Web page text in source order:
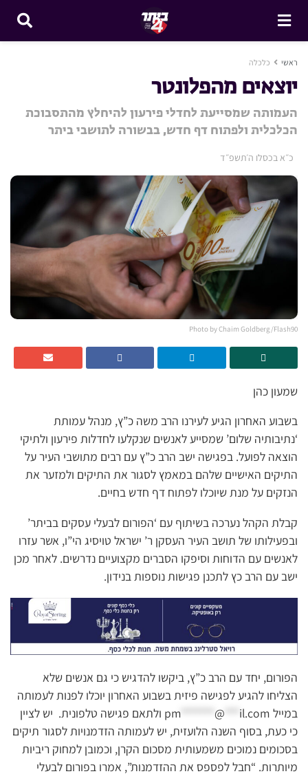
ראשי כלכלה
יוצאים מהפלונטר
העמותה שמסייעת לחדלי פירעון להיחלץ מהתסבוכת
הכלכלית ולפתוח דף חדש, בבשורה לתושבי ביתר
כ״א בכסלו ה׳תשפ״ד
Photo by Chaim Goldberg/Flash90
שמעון כהן
בשבוע האחרון הגיע לעירנו הרב משה כ”ץ, מנהל עמותת
‘נתיבותיה שלום’ שמסייע לאנשים שנקלעו לחדלות פירעון ולתיקי
הוצאה לפועל. בפגישה ישב הרב כ”ץ עם רבים מתושבי העיר על
התיקים האישיים שלהם במאמץ לסגור את התיקים ולמזער את
הנזקים על מנת שיוכלו לפתוח דף חדש בחיים.
קבלת הקהל נערכה בשיתוף עם ‘הפורום לבעלי עסקים בביתר’
ובפעילותו של תושב העיר העסקן ר’ ישראל טויסיג הי”ו, אשר עזרו
לאנשים עם הדוחות וסיפקו הסברים מקצועיים נדרשים. לאחר מכן
ישב עם הרב כץ לתכנן פגישות נוספות בנידון.
הפורום, יחד עם הרב כ”ץ, ביקשו להדגיש כי גם אנשים שלא
הצליחו להגיע לפגישה פיזית בשבוע האחרון יוכלו לפנות לעמותה
במייל
pm @ il.com
ולתאם פגישה טלפונית. יש לציין
כי כעת, בסוף השנה הלועזית, יש לעמותה הזדמנויות לסגור תיקים
בסכומים נמוכים משמעותית מסכום הקרן, וכמובן למחוק ריביות
מיותרות. “חבל לפספס את ההזדמנות”, אמרו בפורום לבעלי